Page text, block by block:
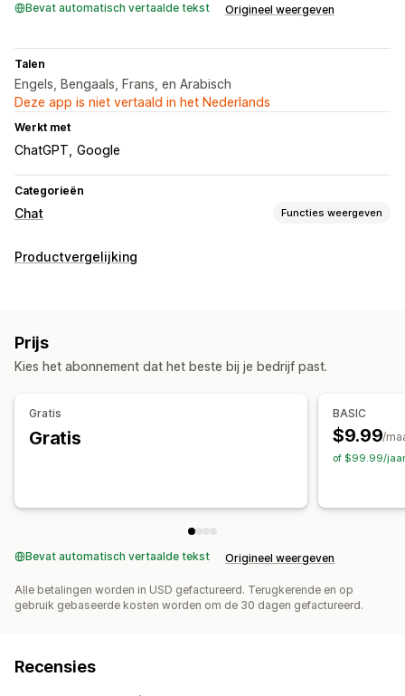
Bevat automatisch vertaalde tekst Origineel weergeven
Talen
Engels, Bengaals, Frans, en Arabisch
Deze app is niet vertaald in het Nederlands
Werkt met
ChatGPT Google
Categorieën
Chat Functies weergeven
Berichten versturen in real time
Geautomatiseerde antwoorden
Kortingen
Veelgestelde vragen
Begroetingen
Recensie-aanvragen
Aanpassing
Productvergelijking
Prijs
Kies het abonnement dat het beste bij je bedrijf past.
Gratis
Gratis
BASIC
$9.99/
of $99.99/jaar
Bevat automatisch vertaalde tekst Origineel weergeven
Alle betalingen worden in USD gefactureerd. Terugkerende en op
gebruik gebaseerde kosten worden om de 30 dagen gefactureerd.
Recensies